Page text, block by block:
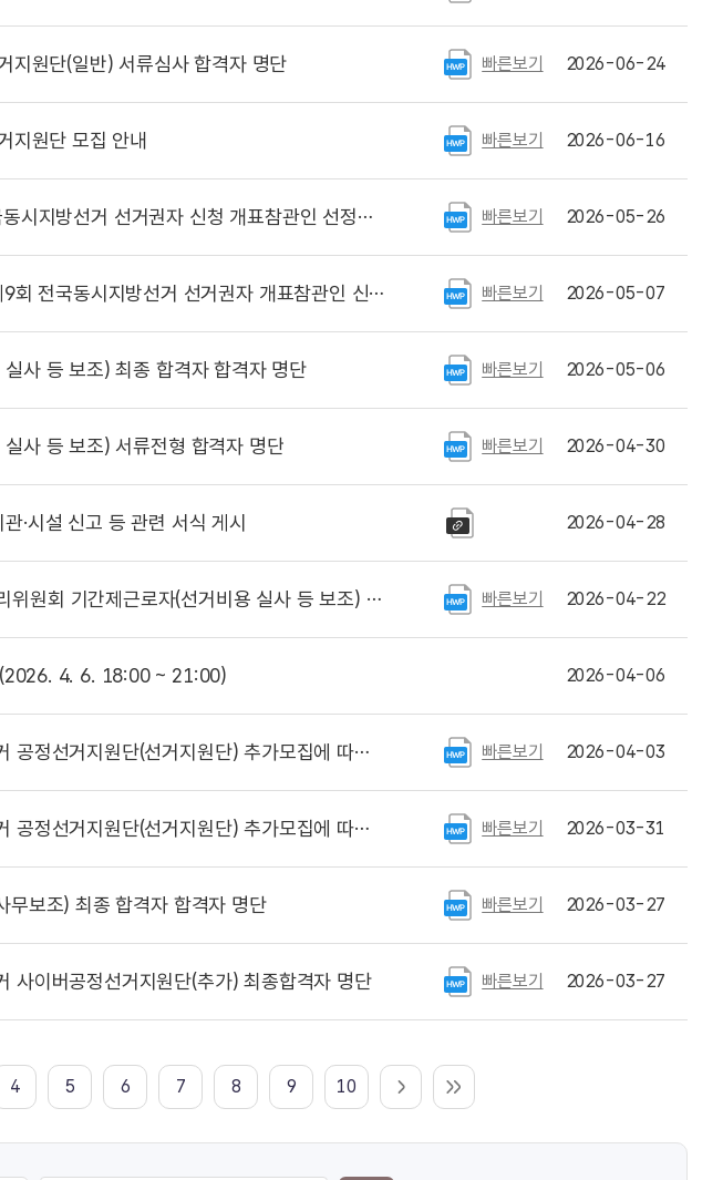
지원단(일반) 서류심사 합격자 명단 빠른보기 2026-06-24
지원단 모집 안내 빠른보기 2026-06-16
방선거 선거권자 신청 개표참관인 선정자 명단 안내 빠른보기 2026-05-26
전국동시지방선거 선거권자 개표참관인 신청 안내 빠른보기 2026-05-07
사 등 보조) 최종 합격자 합격자 명단 빠른보기 2026-05-06
사 등 보조) 서류전형 합격자 명단 빠른보기 2026-04-30
·시설 신고 등 관련 서식 게시 2026-04-28
회 기간제근로자(선거비용 실사 등 보조) 채용 공고 빠른보기 2026-04-22
(2026. 4. 6. 18:00 ~ 21:00) 2026-04-06
단(선거지원단) 추가모집에 따른 최종 합격자 및 예비합격자 명단 빠른보기 2026-04-03
지원단(선거지원단) 추가모집에 따른 서류심사 합격자 명단 빠른보기 2026-03-31
무보조) 최종 합격자 합격자 명단 빠른보기 2026-03-27
사이버공정선거지원단(추가) 최종합격자 명단 빠른보기 2026-03-27
4 5 6 7 8 9 10